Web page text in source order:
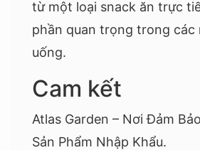
từ một loại snack ăn trực
phần quan trọng trong các
uống.
Cam kết
Atlas Garden – Nơi Đảm
Sản Phẩm Nhập Khẩu.